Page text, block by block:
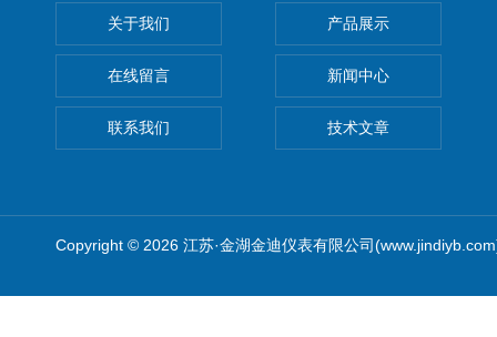
关于我们
在线留言
联系我们
产品展示
新闻中心
技术文章
Copyright © 2026 江苏·金湖金迪仪表有限公司